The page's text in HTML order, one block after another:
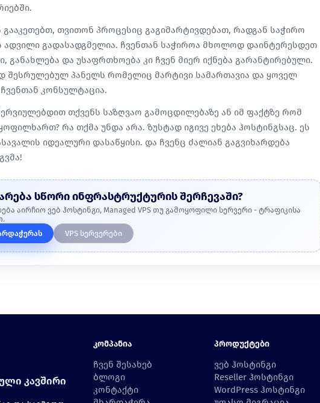
თვითონ პროცესიც გაგიმარტივდებათ, რადგან საჭირო
ადვილი გადასადგმელია. ჩვენთან საჭიროა მხოლოდ დაინტერესდეთ
განახლება და უსაფრთხოება კი ჩვენ მიერ იქნება გარანტირებული.
შესრულებულ პანელს რომელიც მარტივი სამართავია და ყოველ
კონსულტაცია.
თქვენს საზღვაო გამოცდილებაზე ან იმ ფაქტზე რომ
რა თქმა უნდა არა. ზუსტად იგივე ეხება ჰოსტინგსაც. ეს
იდეალური დასაწყისი. და ჩვენც ძალიან გაგვიხარდება
სწორი ინფრასტრუქტურის შერჩევაში?
აირჩიო ვებ ჰოსტინგი, Managed VPS თუ გამოყოფილი სერვერი - ტრაფიკისა
VPS სერვერები
კავშირი
Კომპანია
ჩვენ შესახებ
ბლოგი
კონტაქტი
Პროდუქტები
ვებ ჰოსტინგი
Reseller ჰოსტინგი
WordPress ჰოსტინგი